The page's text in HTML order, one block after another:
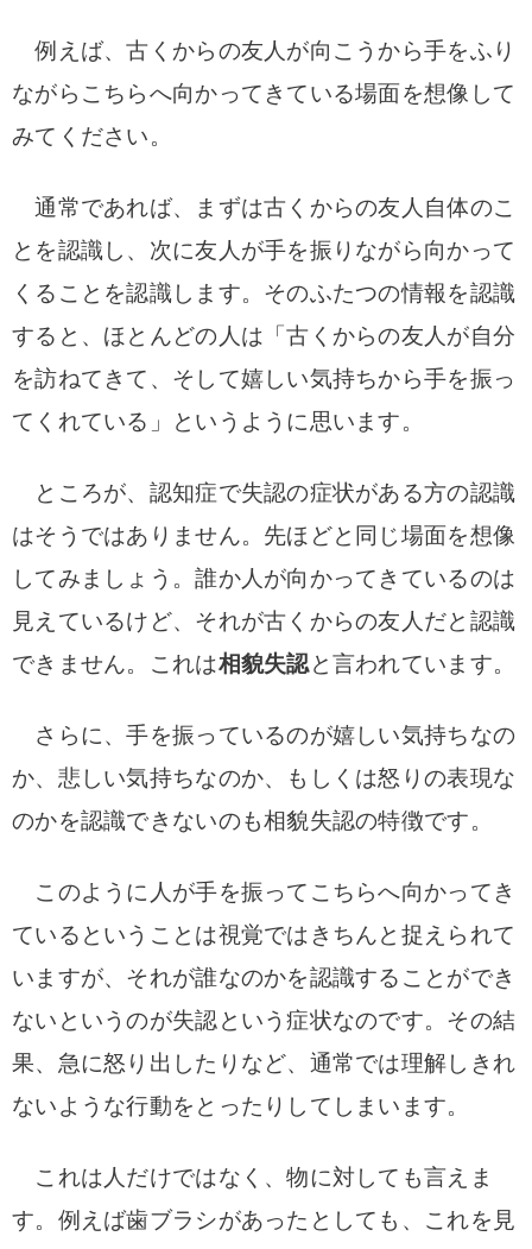
例えば、古くからの友人が向こうから手をふり
ながらこちらへ向かってきている場面を想像して
みてください。
通常であれば、まずは古くからの友人自体のこ
とを認識し、次に友人が手を振りながら向かって
くることを認識します。そのふたつの情報を認識
すると、ほとんどの人は「古くからの友人が自分
を訪ねてきて、そして嬉しい気持ちから手を振っ
てくれている」というように思います。
ところが、認知症で失認の症状がある方の認識
はそうではありません。先ほどと同じ場面を想像
してみましょう。誰か人が向かってきているのは
見えているけど、それが古くからの友人だと認識
できません。これは相貌失認と言われています。
さらに、手を振っているのが嬉しい気持ちなの
か、悲しい気持ちなのか、もしくは怒りの表現な
のかを認識できないのも相貌失認の特徴です。
このように人が手を振ってこちらへ向かってき
ているということは視覚ではきちんと捉えられて
いますが、それが誰なのかを認識することができ
ないというのが失認という症状なのです。 その結
果、急に怒り出したりなど、通常では理解しきれ
ないような行動をとったりしてしまいます。
これは人だけではなく、物に対しても言えま
す。例えば歯ブラシがあったとしても、これを見